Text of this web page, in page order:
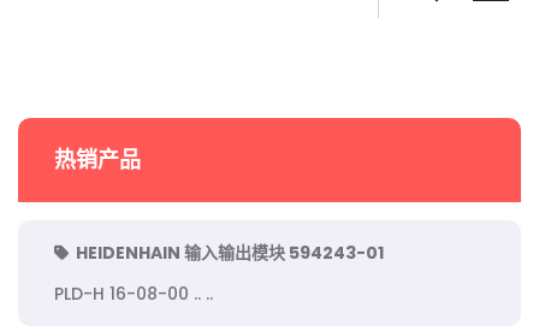
热销产品
HEIDENHAIN 输入输出模块 594243-01
PLD-H 16-08-00 .. ..